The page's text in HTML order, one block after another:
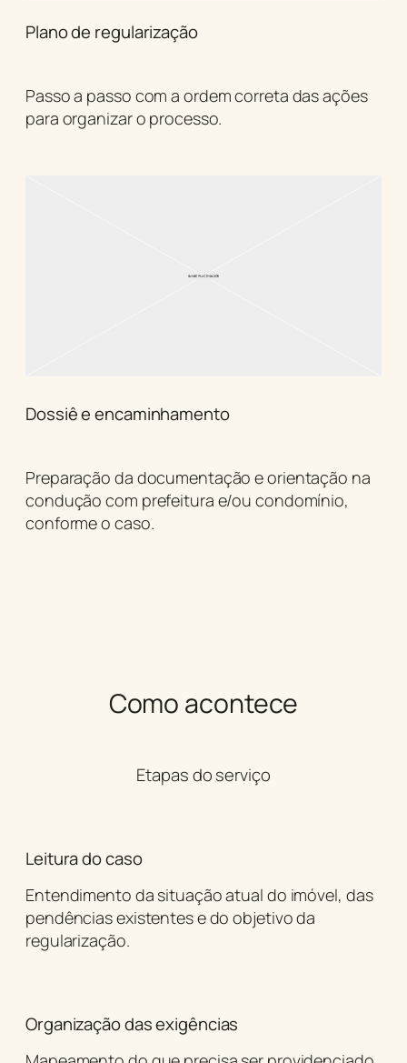
Plano de regularização
Passo a passo com a ordem correta das ações
para organizar o processo.
Dossiê e encaminhamento
Preparação da documentação e orientação na
condução com prefeitura e/ou condomínio,
conforme o caso.
Como acontece
Etapas do serviço
Leitura do caso
Entendimento da situação atual do imóvel, das
pendências existentes e do objetivo da
regularização.
Organização das exigências